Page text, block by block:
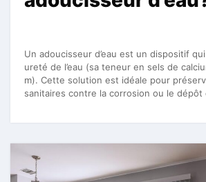
Un adoucisseur d’eau est un dispositif
ureté de l’eau (sa teneur en sels de
m). Cette solution est idéale pour
sanitaires contre la corrosion ou le dépôt